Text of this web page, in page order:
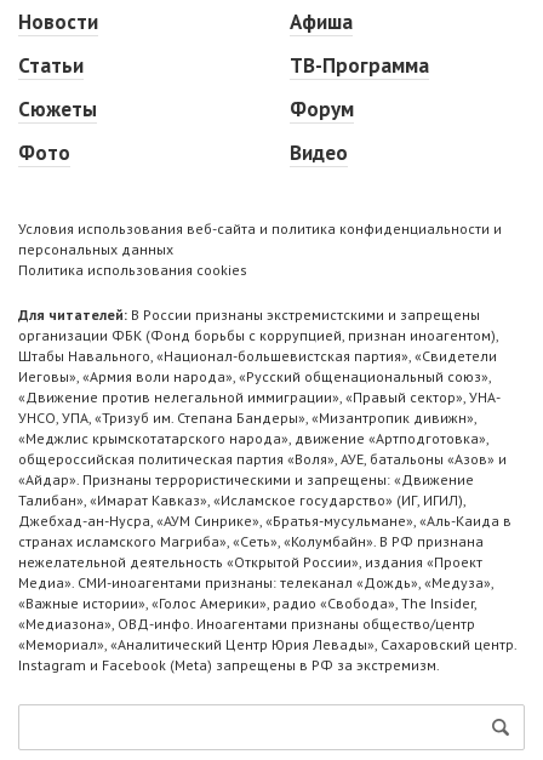
Новости
Статьи
Сюжеты
Фото
Афиша
ТВ-Программа
Форум
Видео
Условия использования веб-сайта и политика конфиденциальности и
персональных данных
Политика использования cookies
Для читателей: В России признаны экстремистскими и запрещены
организации ФБК (Фонд борьбы с коррупцией, признан иноагентом),
Штабы Навального, «Национал-большевистская партия», «Свидетели
Иеговы», «Армия воли народа», «Русский общенациональный союз»,
«Движение против нелегальной иммиграции», «Правый сектор», УНА-
УНСО, УПА, «Тризуб им. Степана Бандеры», «Мизантропик дивижн»,
«Меджлис крымскотатарского народа», движение «Артподготовка»,
общероссийская политическая партия «Воля», АУЕ, батальоны «Азов» и
«Айдар». Признаны террористическими и запрещены: «Движение
Талибан», «Имарат Кавказ», «Исламское государство» (ИГ, ИГИЛ),
Джебхад-ан-Нусра, «АУМ Синрике», «Братья-мусульмане», «Аль-Каида в
странах исламского Магриба», «Сеть», «Колумбайн». В РФ признана
нежелательной деятельность «Открытой России», издания «Проект
Медиа». СМИ-иноагентами признаны: телеканал «Дождь», «Медуза»,
«Важные истории», «Голос Америки», радио «Свобода», The Insider,
«Медиазона», ОВД-инфо. Иноагентами признаны общество/центр
«Мемориал», «Аналитический Центр Юрия Левады», Сахаровский центр.
Instagram и Facebook (Metа) запрещены в РФ за экстремизм.